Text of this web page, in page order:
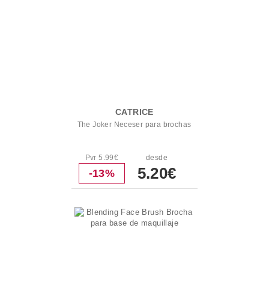
CATRICE
The Joker Neceser para brochas
Pvr 5.99€
-13%
desde
5.20€